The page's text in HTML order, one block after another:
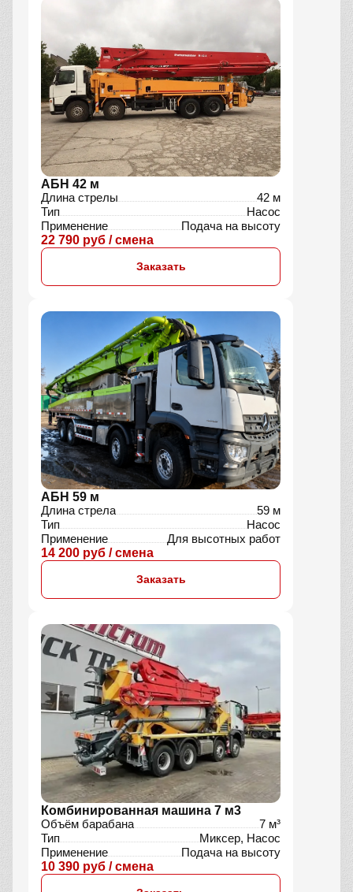
АБН 42 м
Длина стрелы
42 м
Тип
Насос
Применение
Подача на высоту
22 790 руб / смена
Заказать
АБН 59 м
Длина стрела
59 м
Тип
Насос
Применение
Для высотных работ
14 200 руб / смена
Заказать
Комбинированная машина 7 м3
Объём барабана
7 м³
Тип
Миксер, Насос
Применение
Подача на высоту
10 390 руб / смена